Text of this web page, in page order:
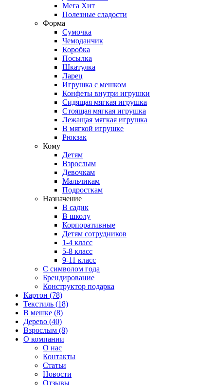
Мега Хит
Полезные сладости
Форма
Сумочка
Чемоданчик
Коробка
Посылка
Шкатулка
Ларец
Игрушка с мешком
Конфеты внутри игрушки
Сидящая мягкая игрушка
Стоящая мягкая игрушка
Лежащая мягкая игрушка
В мягкой игрушке
Рюкзак
Кому
Детям
Взрослым
Девочкам
Мальчикам
Подросткам
Назначение
В садик
В школу
Корпоративные
Детям сотрудников
1-4 класс
5-8 класс
9-11 класс
С символом года
Брендирование
Конструктор подарка
Картон (78)
Текстиль (18)
В мешке (8)
Дерево (40)
Взрослым (8)
О компании
О нас
Контакты
Статьи
Новости
Отзывы